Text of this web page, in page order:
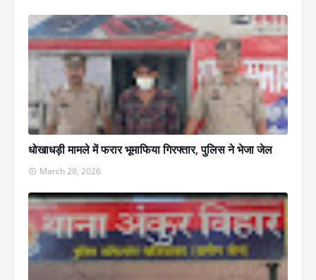
धोखाधड़ी मामले में फरार भूमाफिया गिरफ्तार, पुलिस ने भेजा जेल
March 28, 2026